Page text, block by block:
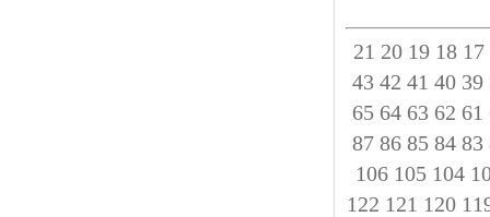
17
18
19
20
21
39
40
41
42
43
61
62
63
64
65
83
84
85
86
87
104
105
106
120
121
122